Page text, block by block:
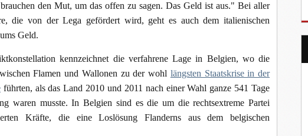
den Mut, um das offen zu sagen. Das Geld ist aus." Bei aller
die von der Lega gefördert wird, geht es auch dem italienischen
Geld.
kennzeichnet die verfahrene Lage in Belgien, wo die
Flamen und Wallonen zu der wohl längsten Staatskrise in der
führten, als das Land 2010 und 2011 nach einer Wahl ganze 541 Tage
waren musste. In Belgien sind es die um die rechtsextreme Partei
Kräfte, die eine Loslösung Flanderns aus dem belgischen